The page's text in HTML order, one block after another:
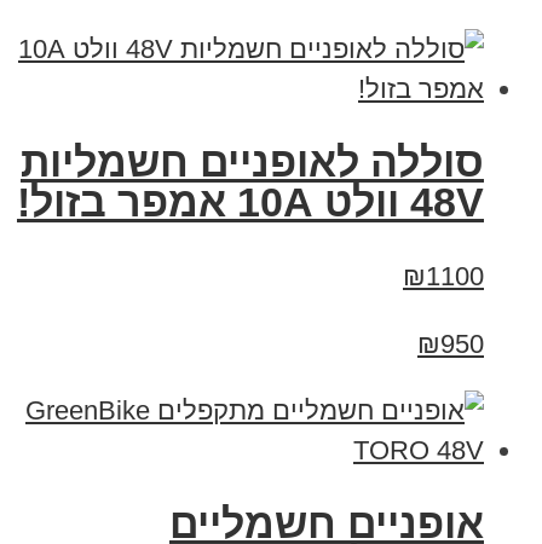
סוללה לאופניים חשמליות
48V וולט 10A אמפר בזול!
₪1100
₪950
אופניים חשמליים